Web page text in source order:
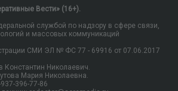
Вести» (16+).
службой по надзору в сфере связи,
и массовых коммуникаций
СМИ ЭЛ № ФС 77 - 69916 от 07.06.2017
Константин Николаевич.
Мария Николаевна.
396-77-86